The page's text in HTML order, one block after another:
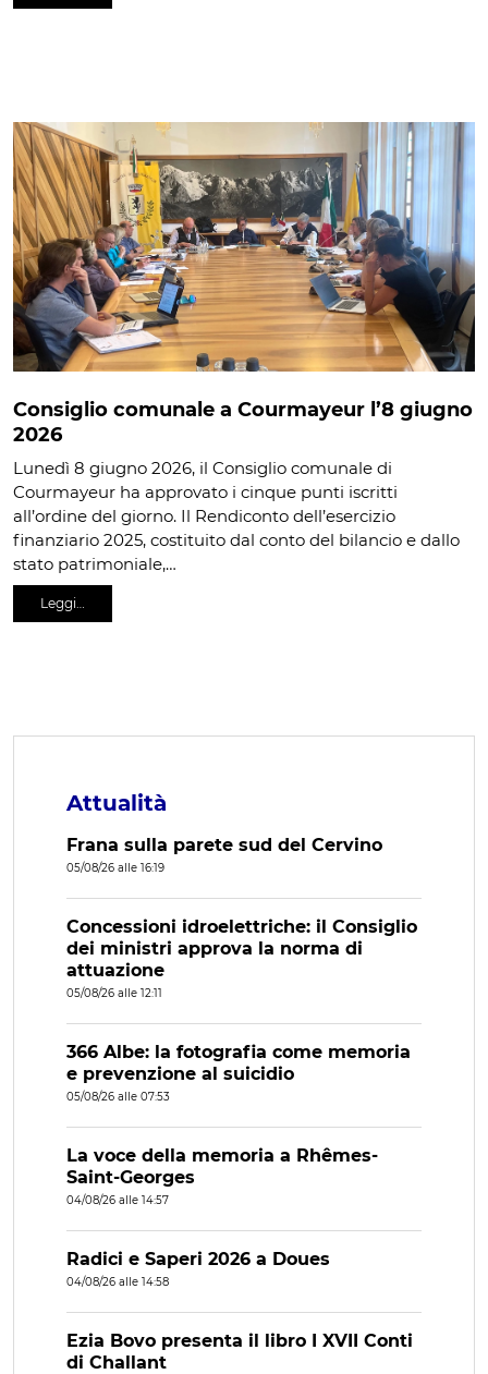
Consiglio comunale a Courmayeur l’8 giugno
2026
Lunedì 8 giugno 2026, il Consiglio comunale di
Courmayeur ha approvato i cinque punti iscritti
all’ordine del giorno. Il Rendiconto dell’esercizio
finanziario 2025, costituito dal conto del bilancio e dallo
stato patrimoniale,…
Leggi…
Attualità
Frana sulla parete sud del Cervino
05/08/26 alle 16:19
Concessioni idroelettriche: il Consiglio
dei ministri approva la norma di
attuazione
05/08/26 alle 12:11
366 Albe: la fotografia come memoria
e prevenzione al suicidio
05/08/26 alle 07:53
La voce della memoria a Rhêmes-
Saint-Georges
04/08/26 alle 14:57
Radici e Saperi 2026 a Doues
04/08/26 alle 14:58
Ezia Bovo presenta il libro I XVII Conti
di Challant